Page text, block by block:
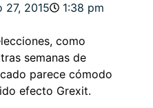
27, 2015
1:38 pm
como
semanas de
parece cómodo
efecto Grexit.